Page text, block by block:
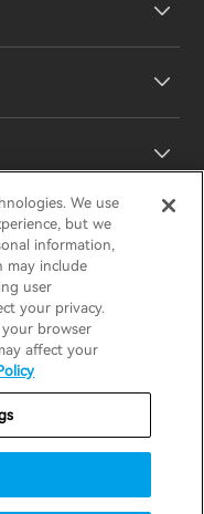
gia đình
tư
quan trọng
We use
but we
information,
may include
user
your privacy.
your browser
affect your